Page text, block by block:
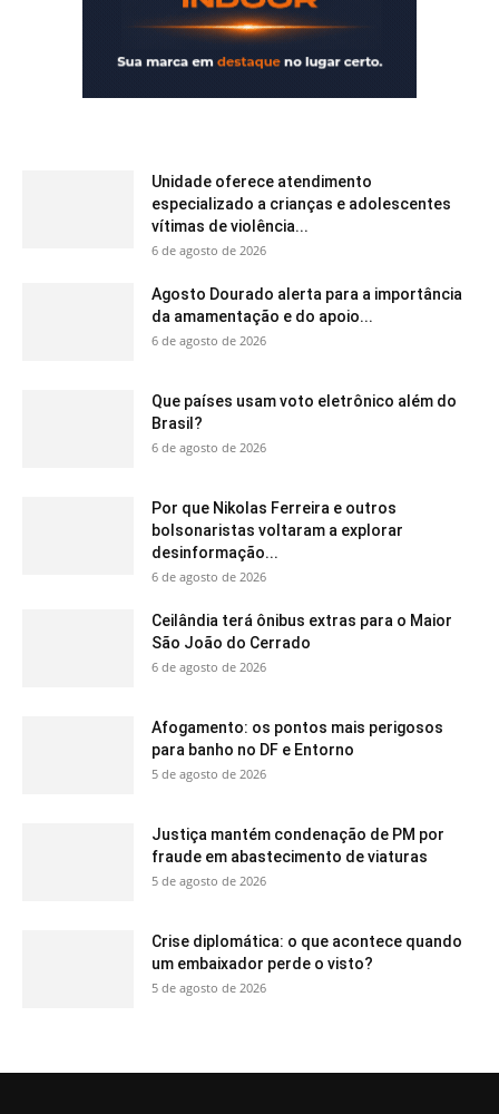
Unidade oferece atendimento
especializado a crianças e adolescentes
vítimas de violência...
6 de agosto de 2026
Agosto Dourado alerta para a importância
da amamentação e do apoio...
6 de agosto de 2026
Que países usam voto eletrônico além do
Brasil?
6 de agosto de 2026
Por que Nikolas Ferreira e outros
bolsonaristas voltaram a explorar
desinformação...
6 de agosto de 2026
Ceilândia terá ônibus extras para o Maior
São João do Cerrado
6 de agosto de 2026
Afogamento: os pontos mais perigosos
para banho no DF e Entorno
5 de agosto de 2026
Justiça mantém condenação de PM por
fraude em abastecimento de viaturas
5 de agosto de 2026
Crise diplomática: o que acontece quando
um embaixador perde o visto?
5 de agosto de 2026